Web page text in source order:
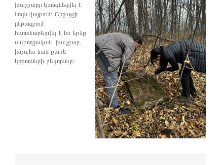
խաչքարը կանգնեցվել է
նույն վայրում։ Շրջայցի
ընթացքում
հայտնաբերվել է ևս երեք
ամբողջական խաչքար,
ինչպես նաև քարե
կոթողների բեկորներ։